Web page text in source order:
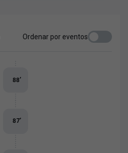
Ordenar por eventos
88’
87’